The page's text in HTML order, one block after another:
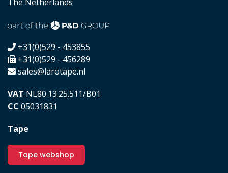
+31(0)529 - 453855
+31(0)529 - 456289
sales@larotape.nl
VAT NL80.13.25.511/B01
CC 05031831
Tape
Tape webshop